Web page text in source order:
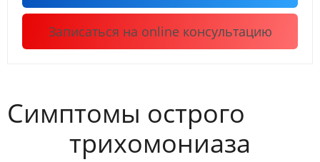
Записаться на online консультацию
Симптомы острого
трихомониаза